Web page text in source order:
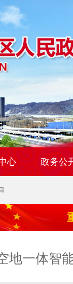
心 政务公
地一体智